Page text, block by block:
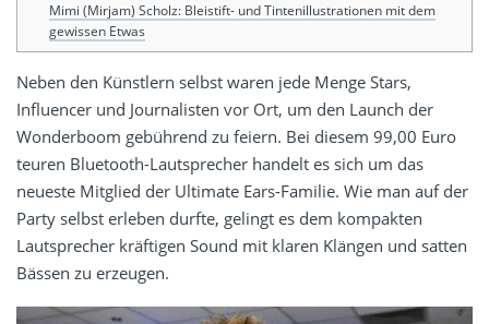
Mimi (Mirjam) Scholz: Bleistift- und Tintenillustrationen mit dem
gewissen Etwas
Neben den Künstlern selbst waren jede Menge Stars,
Influencer und Journalisten vor Ort, um den Launch der
Wonderboom gebührend zu feiern. Bei diesem 99,00 Euro
teuren Bluetooth-Lautsprecher handelt es sich um das
neueste Mitglied der Ultimate Ears-Familie. Wie man auf der
Party selbst erleben durfte, gelingt es dem kompakten
Lautsprecher kräftigen Sound mit klaren Klängen und satten
Bässen zu erzeugen.